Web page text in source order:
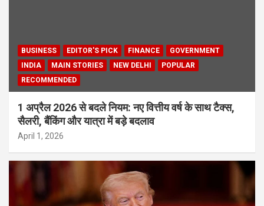
BUSINESS EDITOR'S PICK FINANCE
GOVERNMENT
INDIA
MAIN STORIES NEW DELHI
POPULAR
RECOMMENDED
1 अप्रैल 2026 से बदले नियम: नए वित्तीय वर्ष के साथ टैक्स,
सैलरी, बैंकिंग और यात्रा में बड़े बदलाव
April 1, 2026